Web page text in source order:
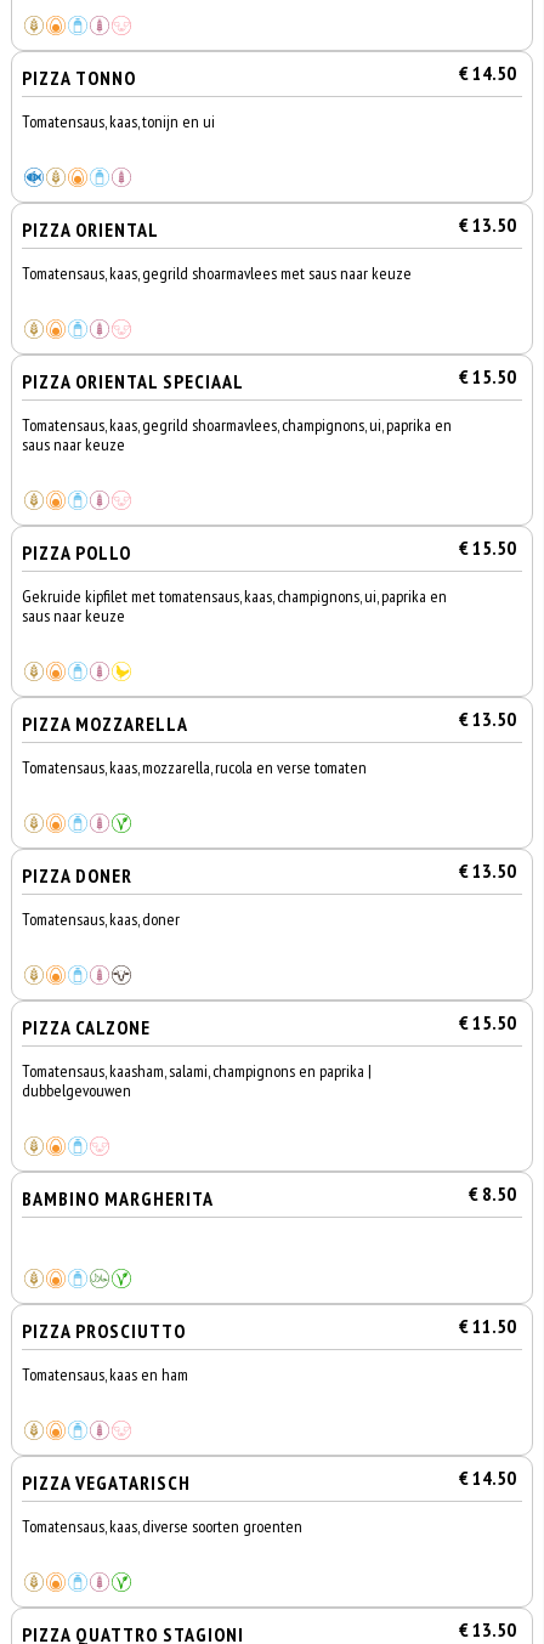
PIZZA TONNO € 14.50
Tomatensaus, kaas, tonijn en ui
PIZZA ORIENTAL € 13.50
Tomatensaus, kaas, gegrild shoarmavlees met saus naar keuze
PIZZA ORIENTAL SPECIAAL € 15.50
Tomatensaus, kaas, gegrild shoarmavlees, champignons, ui, paprika en
saus naar keuze
PIZZA POLLO € 15.50
Gekruide kipfilet met tomatensaus, kaas, champignons, ui, paprika en
saus naar keuze
PIZZA MOZZARELLA € 13.50
Tomatensaus, kaas, mozzarella, rucola en verse tomaten
PIZZA DONER € 13.50
Tomatensaus, kaas, doner
PIZZA CALZONE € 15.50
Tomatensaus, kaasham, salami, champignons en paprika |
dubbelgevouwen
BAMBINO MARGHERITA € 8.50
PIZZA PROSCIUTTO € 11.50
Tomatensaus, kaas en ham
PIZZA VEGATARISCH € 14.50
Tomatensaus, kaas, diverse soorten groenten
PIZZA QUATTRO STAGIONI € 13.50